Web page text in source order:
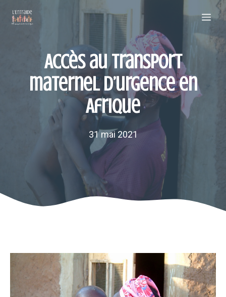
Accès au transport
maternel d’urgence en
Afrique
31 mai 2021